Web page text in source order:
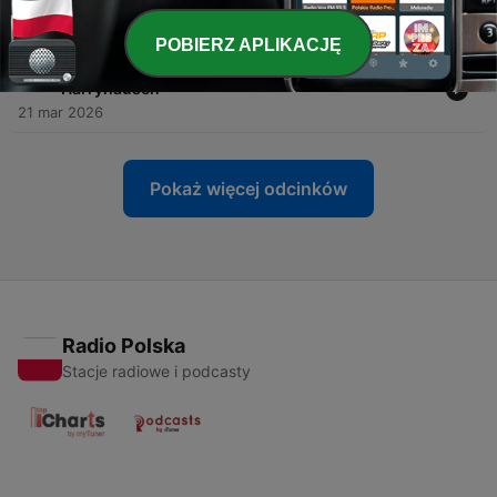
29 mar 2026
187 - Gli effetti speciali e la stop motion di Ray
Harryhausen
21 mar 2026
Pokaż więcej odcinków
Radio Polska
Stacje radiowe i podcasty
POBIERZ APLIKACJĘ